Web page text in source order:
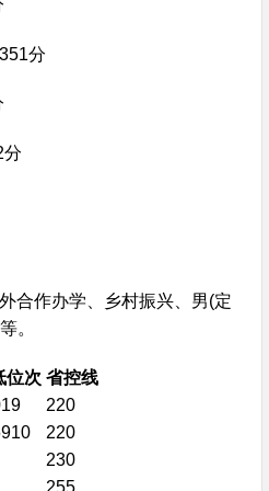
分
分
合作办学、乡村振兴、男(定
。
位次 省控线
220
220
230
255